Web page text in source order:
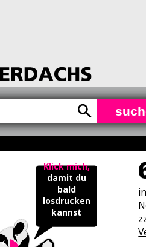
Klick mich,
damit du
bald
losdrucken
kannst